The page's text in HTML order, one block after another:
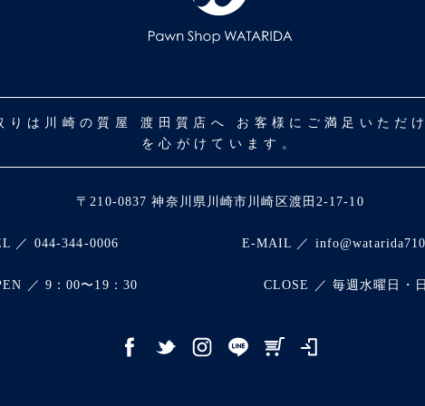
は川崎の質屋 渡田質店へ お客様にご満足いただ
を心がけています。
〒210-0837 神奈川県川崎市川崎区渡田2-17-10
／ 044-344-0006 E-MAIL ／
／ 9：00〜19：30 CLOSE ／ 毎週水曜日・